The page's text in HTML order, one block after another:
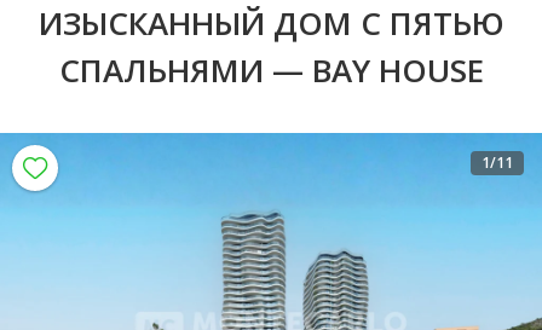
ИЗЫСКАННЫЙ ДОМ С ПЯТЬЮ
СПАЛЬНЯМИ — BAY HOUSE
1/11